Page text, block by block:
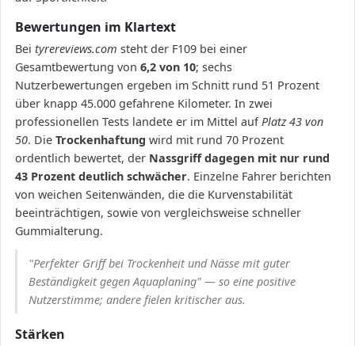
Bewertungen im Klartext
Bei tyrereviews.com steht der F109 bei einer
Gesamtbewertung von 6,2 von 10; sechs
Nutzerbewertungen ergeben im Schnitt rund 51 Prozent
über knapp 45.000 gefahrene Kilometer. In zwei
professionellen Tests landete er im Mittel auf Platz 43 von
50. Die Trockenhaftung wird mit rund 70 Prozent
ordentlich bewertet, der Nassgriff dagegen mit nur rund
43 Prozent deutlich schwächer. Einzelne Fahrer berichten
von weichen Seitenwänden, die die Kurvenstabilität
beeinträchtigen, sowie von vergleichsweise schneller
Gummialterung.
"Perfekter Griff bei Trockenheit und Nässe mit guter
Beständigkeit gegen Aquaplaning" — so eine positive
Nutzerstimme; andere fielen kritischer aus.
Stärken